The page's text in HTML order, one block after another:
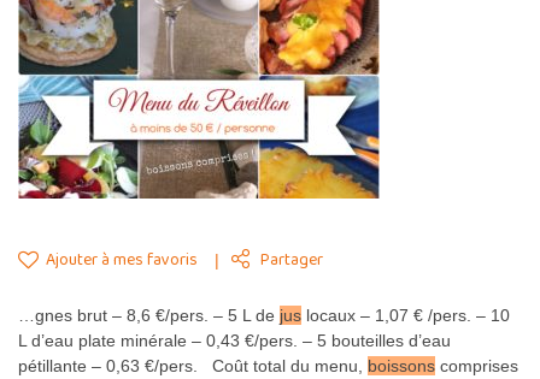
Ajouter à mes favoris Partager
…gnes brut – 8,6 €/pers. – 5 L de jus locaux – 1,07 € /pers. – 10
L d’eau plate minérale – 0,43 €/pers. – 5 bouteilles d’eau
pétillante – 0,63 €/pers. Coût total du menu, boissons comprises